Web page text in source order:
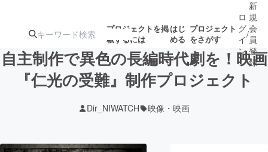
プロジェクトを掲
載するには
はじ
める
プロジェクト
をさがす
ジェクト
募集終了が近いプ
ロジェクト
ロ
グ
イ
ン
/
新
規
会
員
登
録
自主制作で異色の長編時代劇を！映画
『仁光の受難』制作プロジェクト
Dir_NIWATCH 映像・映画